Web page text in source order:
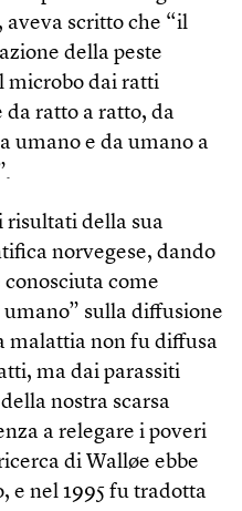
aveva scritto che “il
della peste
microbo dai ratti
da ratto a ratto, da
umano e da umano a
risultati della sua
norvegese, dando
come
umano” sulla diffusione
malattia non fu diffusa
ma dai parassiti
nostra scarsa
a relegare i poveri
di Walløe ebbe
e nel 1995 fu tradotta